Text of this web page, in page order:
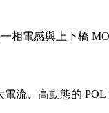
相電感與上下橋
流、高動態的